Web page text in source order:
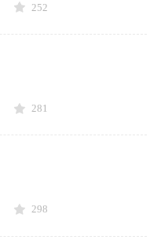
252
281
298